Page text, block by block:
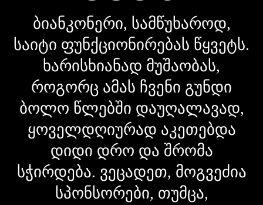
ბიანკონერი, სამწუხაროდ,
საიტი ფუნქციონირებას წყვეტს.
ხარისხიანად მუშაობას,
როგორც ამას ჩვენი გუნდი
ბოლო წლებში დაუღალავად,
ყოველდღიურად აკეთებდა
დიდი დრო და შრომა
სჭირდება. ვეცადეთ, მოგვეძია
სპონსორები, თუმცა,